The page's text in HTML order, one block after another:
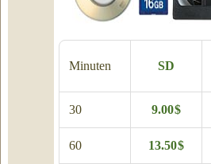
Minuten SD
30 9.00 $
60 13.50 $